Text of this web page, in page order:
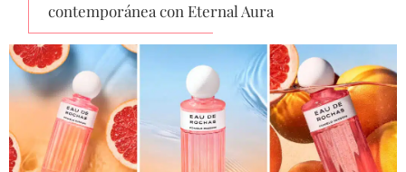
contemporánea con Eternal Aura